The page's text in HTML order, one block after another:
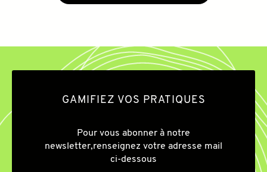
GAMIFIEZ VOS PRATIQUES
Pour vous abonner à notre
newsletter,renseignez votre adresse mail
ci-dessous